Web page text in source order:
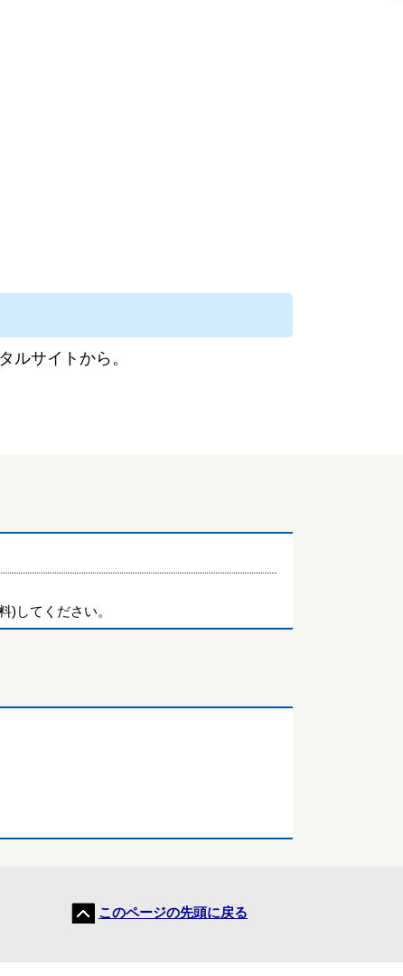
ルサイトから。
)してください。
このページの先頭に戻る